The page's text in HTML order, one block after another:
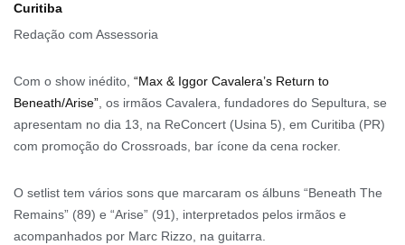
Curitiba
Redação com Assessoria
Com o show inédito, “Max & Iggor Cavalera’s Return to
Beneath/Arise”, os irmãos Cavalera, fundadores do Sepultura, se
apresentam no dia 13, na ReConcert (Usina 5), em Curitiba (PR)
com promoção do Crossroads, bar ícone da cena rocker.
O setlist tem vários sons que marcaram os álbuns “Beneath The
Remains” (89) e “Arise” (91), interpretados pelos irmãos e
acompanhados por Marc Rizzo, na guitarra.